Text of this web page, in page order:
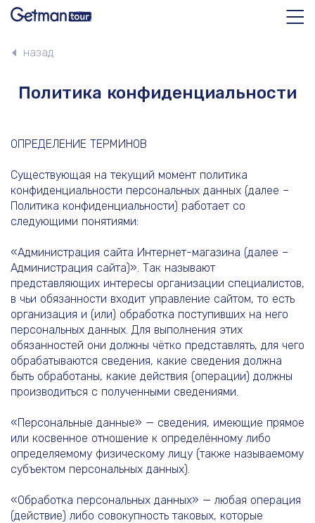
Бизнес Туры
Блог
Контакты
назад
Политика конфиденциальности
ОПРЕДЕЛЕНИЕ ТЕРМИНОВ
Существующая на текущий момент политика
конфиденциальности персональных данных (далее –
Политика конфиденциальности) работает со
следующими понятиями:
«Администрация сайта Интернет-магазина (далее –
Администрация сайта)». Так называют
представляющих интересы организации специалистов,
в чьи обязанности входит управление сайтом, то есть
организация и (или) обработка поступивших на него
персональных данных. Для выполнения этих
обязанностей они должны чётко представлять, для чего
обрабатываются сведения, какие сведения должна
быть обработаны, какие действия (операции) должны
производиться с полученными сведениями.
«Персональные данные» — сведения, имеющие прямое
или косвенное отношение к определённому либо
определяемому физическому лицу (также называемому
субъектом персональных данных).
«Обработка персональных данных» — любая операция
(действие) либо совокупность таковых, которые